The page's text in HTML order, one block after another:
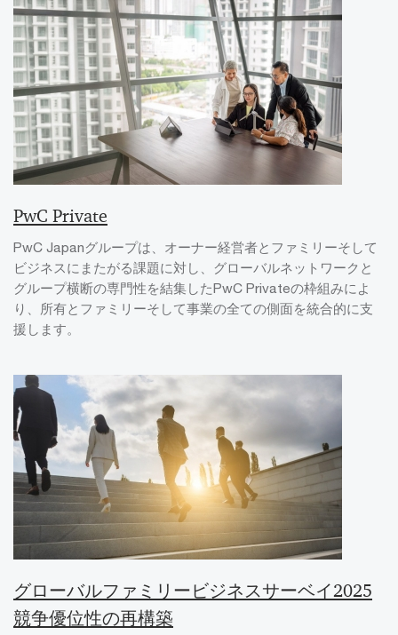
PwC Private
PwC Japanグループは、オーナー経営者とファミリーそして
ビジネスにまたがる課題に対し、グローバルネットワークと
グループ横断の専門性を結集したPwC Privateの枠組みによ
り、所有とファミリーそして事業の全ての側面を統合的に支
援します。
グローバルファミリービジネスサーベイ2025
競争優位性の再構築